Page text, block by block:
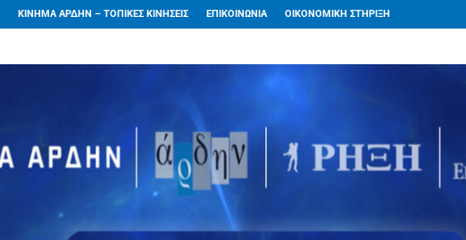
ΚΙΝΗΜΑ ΑΡΔΗΝ – ΤΟΠΙΚΕΣ ΚΙΝΗΣΕΙΣ ΕΠΙΚΟΙΝΩΝΙΑ ΟΙΚΟΝΟΜΙΚΗ ΣΤΗΡΙΞΗ